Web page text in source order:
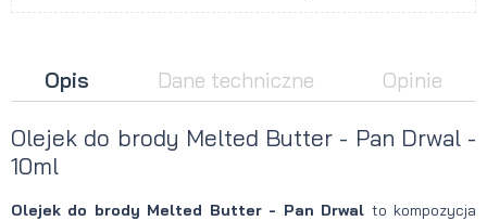
Opis Dane techniczne Opinie
Olejek do brody Melted Butter - Pan Drwal -
10ml
Olejek do brody Melted Butter - Pan Drwal to kompozycja